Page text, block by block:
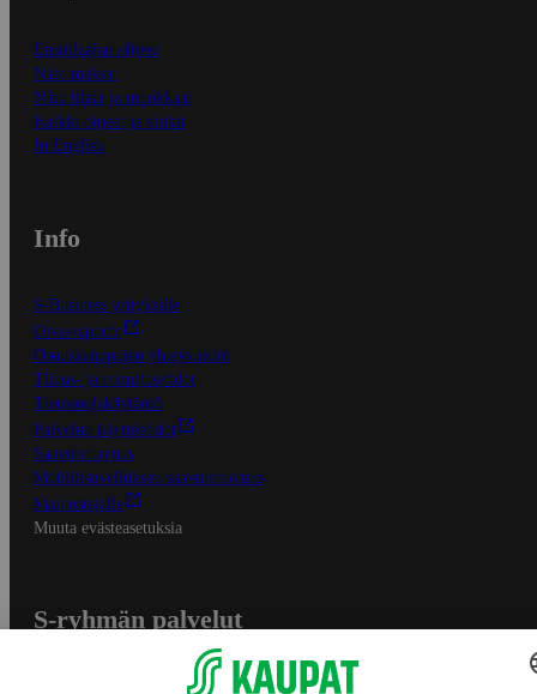
Ensitilaajan ohjeet
Näin maksat
Näin tilaat ja muokkaat
Kaikki ohjeet ja vinkit
In English
Info
S-Business yrityksille
Oiva-raportit
Osuuskauppojen yhteystiedot
Tilaus- ja toimitusehdot
Tietosuojakäytäntö
Palvelun käyttöehdot
Saavutettavuus
Mobiilisovelluksen saavutettavuus
Mainostajalle
Muuta evästeasetuksia
S-ryhmän palvelut